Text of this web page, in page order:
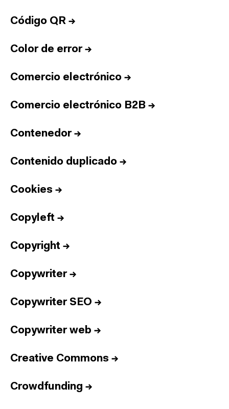
Código QR →
Color de error→
Comercio electrónico →
Comercio electrónico B2B →
Contenedor→
Contenido duplicado →
Cookies →
Copyleft →
Copyright →
Copywriter→
Copywriter SEO →
Copywriter web →
Creative Commons →
Crowdfunding →